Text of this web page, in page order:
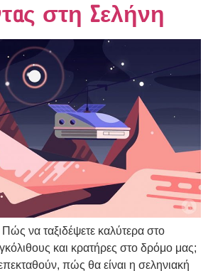
στη Σελήνη
να ταξιδέψετε καλύτερα στο
και κρατήρες στο δρόμο μας;
επεκταθούν, πώς θα είναι η σεληνιακή